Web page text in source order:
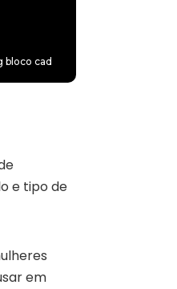
bloco cad
e tipo de
em